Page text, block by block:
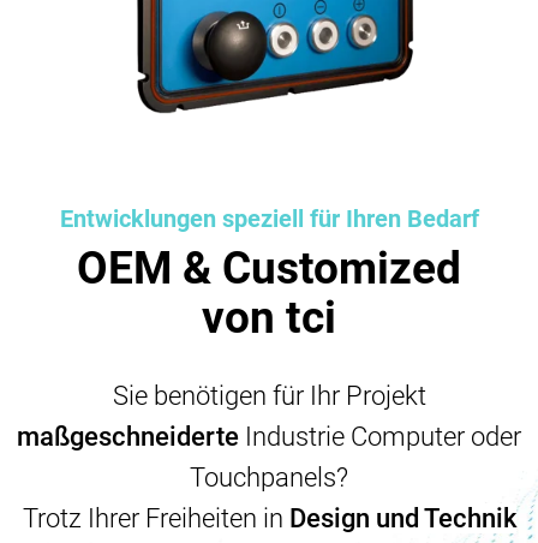
Entwicklungen speziell für Ihren Bedarf
OEM & Customized
von tci
Sie benötigen für Ihr Projekt
maßgeschneiderte Industrie Computer oder
Touchpanels?
Trotz Ihrer Freiheiten in Design und Technik